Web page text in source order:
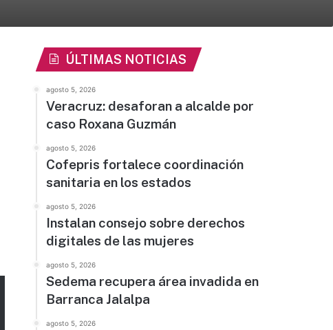
ÚLTIMAS NOTICIAS
agosto 5, 2026
Veracruz: desaforan a alcalde por
caso Roxana Guzmán
agosto 5, 2026
Cofepris fortalece coordinación
sanitaria en los estados
agosto 5, 2026
Instalan consejo sobre derechos
digitales de las mujeres
agosto 5, 2026
Sedema recupera área invadida en
Barranca Jalalpa
agosto 5, 2026